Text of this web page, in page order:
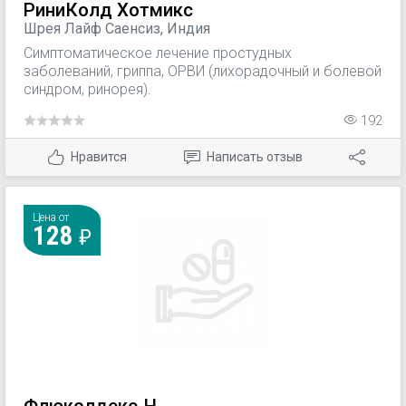
РиниКолд Хотмикс
Шрея Лайф Саенсиз, Индия
Симптоматическое лечение простудных
заболеваний, гриппа, ОРВИ (лихорадочный и болевой
синдром, ринорея).
192
Нравится Написать отзыв
Цена от
128